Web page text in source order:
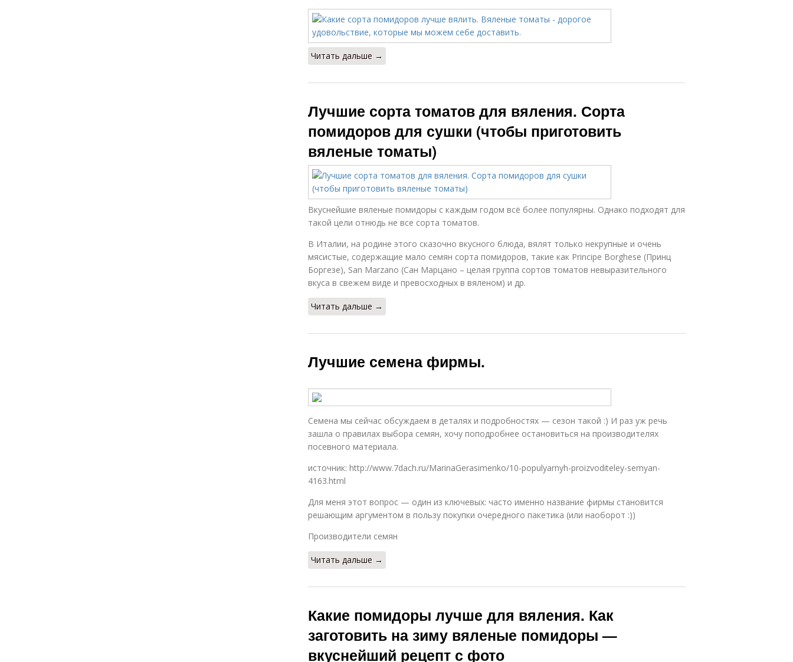
Читать дальше →
Лучшие сорта томатов для вяления. Сорта
помидоров для сушки (чтобы приготовить
вяленые томаты)
Вкуснейшие вяленые помидоры с каждым годом всё более популярны. Однако подходят для
такой цели отнюдь не все сорта томатов.
В Италии, на родине этого сказочно вкусного блюда, вялят только некрупные и очень
мясистые, содержащие мало семян сорта помидоров, такие как Principe Borghese (Принц
Боргезе), San Marzano (Сан Марцано – целая группа сортов томатов невыразительного
вкуса в свежем виде и превосходных в вяленом) и др.
Читать дальше →
Лучшие семена фирмы.
Семена мы сейчас обсуждаем в деталях и подробностях — сезон такой :) И раз уж речь
зашла о правилах выбора семян, хочу поподробнее остановиться на производителях
посевного материала.
источник: http://www.7dach.ru/MarinaGerasimenko/10-populyarnyh-proizvoditeley-semyan-
4163.html
Для меня этот вопрос — один из ключевых: часто именно название фирмы становится
решающим аргументом в пользу покупки очередного пакетика (или наоборот :))
Производители семян
Читать дальше →
Какие помидоры лучше для вяления. Как
заготовить на зиму вяленые помидоры —
вкуснейший рецепт с фото